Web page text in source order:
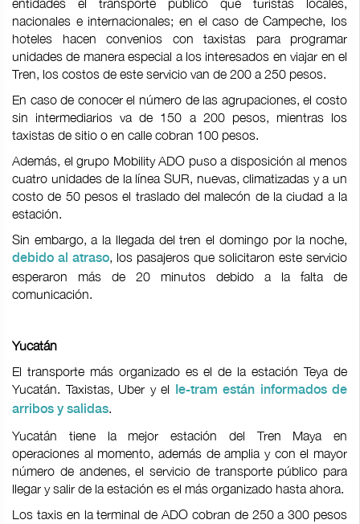
entidades el transporte público que turistas locales,
nacionales e internacionales; en el caso de Campeche, los
hoteles hacen convenios con taxistas para programar
unidades de manera especial a los interesados en viajar en el
Tren, los costos de este servicio van de 200 a 250 pesos.
En caso de conocer el número de las agrupaciones, el costo
sin intermediarios va de 150 a 200 pesos, mientras los
taxistas de sitio o en calle cobran 100 pesos.
Además, el grupo Mobility ADO puso a disposición al menos
cuatro unidades de la línea SUR, nuevas, climatizadas y a un
costo de 50 pesos el traslado del malecón de la ciudad a la
estación.
Sin embargo, a la llegada del tren el domingo por la noche,
debido al atraso, los pasajeros que solicitaron este servicio
esperaron más de 20 minutos debido a la falta de
comunicación.
Yucatán
El transporte más organizado es el de la estación Teya de
Yucatán. Taxistas, Uber y el
Ie-tram están informados de
arribos y salidas.
Yucatán tiene la mejor estación del Tren Maya en
operaciones al momento, además de amplia y con el mayor
número de andenes, el servicio de transporte público para
llegar y salir de la estación es el más organizado hasta ahora.
Los taxis en la terminal de ADO cobran de 250 a 300 pesos